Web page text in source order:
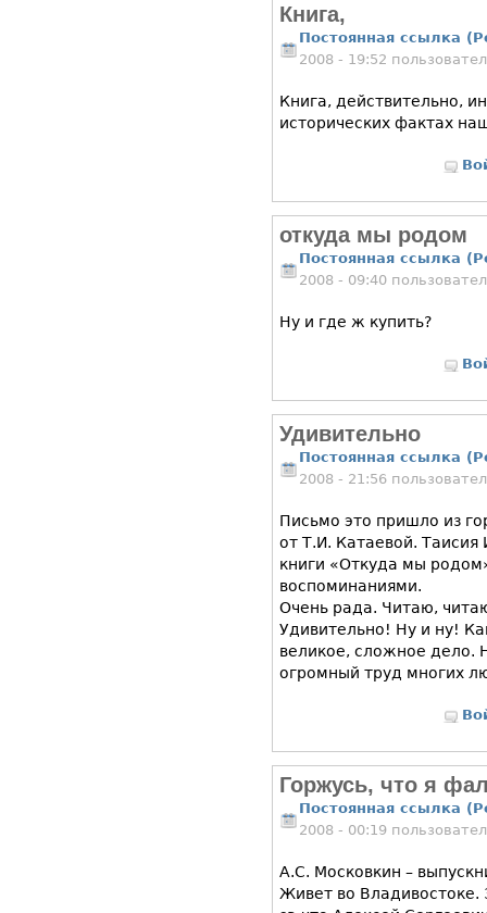
Книга,
Постоянная ссылка
2008 - 19:52
Книга, действительно,
исторических фактах
откуда мы родом
Постоянная ссылка
2008 - 09:40
Ну и где ж купить?
Удивительно
Постоянная ссылка
2008 - 21:56
Письмо это пришло из
от Т.И. Катаевой. Таисия
книги «Откуда мы
воспоминаниями.
Очень рада. Читаю,
Удивительно! Ну и ну!
великое, сложное дело.
огромный труд многих
Горжусь, что я
Постоянная ссылка
2008 - 00:19
А.С. Московкин –
Живет во Владивостоке.